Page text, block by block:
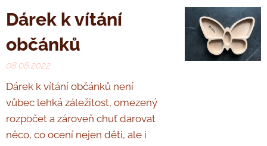
Dárek k vítání
občánků ♥
08.08.2022
Dárek k vítání občánků není
vůbec lehká záležitost, omezený
rozpočet a zároveň chuť darovat
něco, co ocení nejen děti, ale i